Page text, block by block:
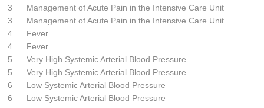
3 Management of Acute Pain in the Intensive Care Unit
3 Management of Acute Pain in the Intensive Care Unit
4 Fever
4 Fever
5 Very High Systemic Arterial Blood Pressure
5 Very High Systemic Arterial Blood Pressure
6 Low Systemic Arterial Blood Pressure
6 Low Systemic Arterial Blood Pressure